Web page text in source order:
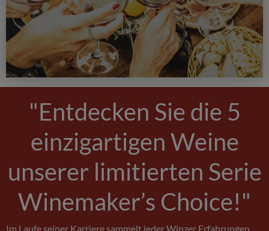
"Entdecken Sie die 5
einzigartigen Weine
unserer limitierten Serie
Winemaker’s Choice!"
Im Laufe seiner Karriere sammelt jeder Winzer Erfahrungen